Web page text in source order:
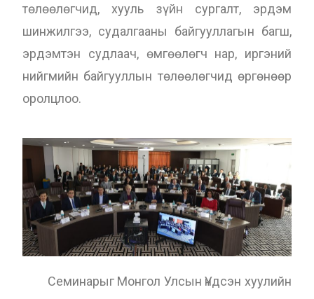
төлөөлөгчид, хууль зүйн сургалт, эрдэм
шинжилгээ, судалгааны байгууллагын багш,
эрдэмтэн судлаач, өмгөөлөгч нар, иргэний
нийгмийн байгууллын төлөөлөгчид өргөнөөр
оролцлоо.
Семинарыг Монгол Улсын Үндсэн хуулийн